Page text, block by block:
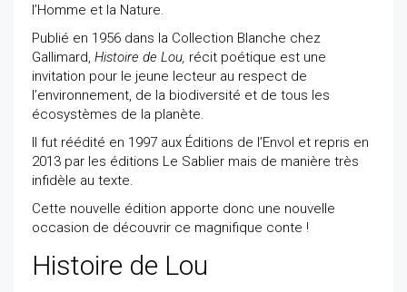
l’Homme et la Nature.
Publié en 1956 dans la Collection Blanche chez
Gallimard, Histoire de Lou, récit poétique est une
invitation pour le jeune lecteur au respect de
l’environnement, de la biodiversité et de tous les
écosystèmes de la planète.
Il fut réédité en 1997 aux Éditions de l’Envol et repris en
2013 par les éditions Le Sablier mais de manière très
infidèle au texte.
Cette nouvelle édition apporte donc une nouvelle
occasion de découvrir ce magnifique conte !
Histoire de Lou